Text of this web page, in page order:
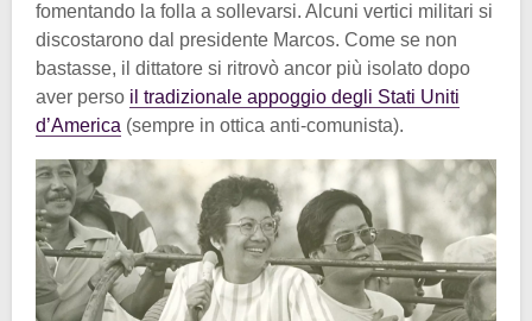
fomentando la folla a sollevarsi. Alcuni vertici militari si
discostarono dal presidente Marcos. Come se non
bastasse, il dittatore si ritrovò ancor più isolato dopo
aver perso il tradizionale appoggio degli Stati Uniti
d’America (sempre in ottica anti-comunista).